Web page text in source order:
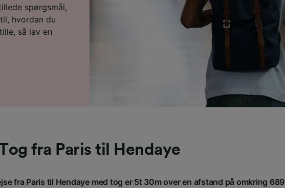
spørgsmål,
hvordan du
så lav en
fra Paris til Hendaye
fra Paris til Hendaye med tog er 5t 30m over en afstand på omkring 689